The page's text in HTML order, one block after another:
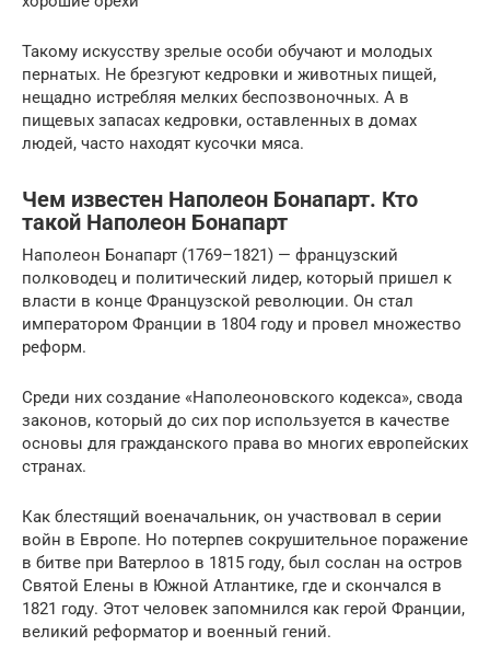
Такому искусству зрелые особи обучают и молодых
пернатых. Не брезгуют кедровки и животных пищей,
нещадно истребляя мелких беспозвоночных. А в
пищевых запасах кедровки, оставленных в домах
людей, часто находят кусочки мяса.
Чем известен Наполеон Бонапарт. Кто
такой Наполеон Бонапарт
Наполеон Бонапарт (1769–1821) — французский
полководец и политический лидер, который пришел к
власти в конце Французской революции. Он стал
императором Франции в 1804 году и провел множество
реформ.
Среди них создание «Наполеоновского кодекса», свода
законов, который до сих пор используется в качестве
основы для гражданского права во многих европейских
странах.
Как блестящий военачальник, он участвовал в серии
войн в Европе. Но потерпев сокрушительное поражение
в битве при Ватерлоо в 1815 году, был сослан на остров
Святой Елены в Южной Атлантике, где и скончался в
1821 году. Этот человек запомнился как герой Франции,
великий реформатор и военный гений.